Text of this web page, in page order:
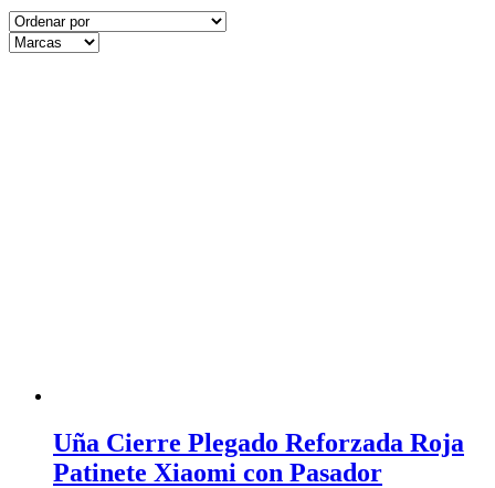
Uña Cierre Plegado Reforzada Roja
Patinete Xiaomi con Pasador